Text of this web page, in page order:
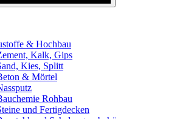
& Hochbau
Kalk, Gips
Kies, Splitt
& Mörtel
Rohbau
und Fertigdecken